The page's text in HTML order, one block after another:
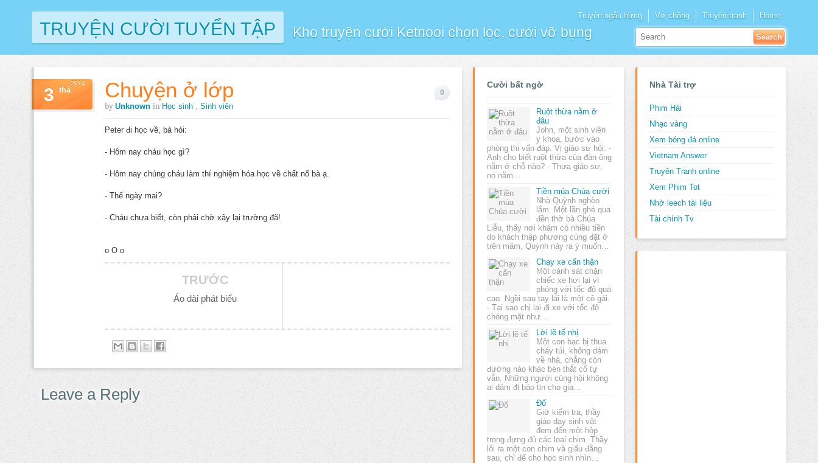
TRUYỆN CƯỜI TUYỂN TẬP Kho truyện cười Ketnooi chọn lọc, cười vỡ bụng
Truyện ngẫu hứng Vợ chồng Truyện tranh Home
Chuyện ở lớp
by Unknown in Học sinh , Sinh viên
3 thá
2014
0
Peter đi học về, bà hỏi:
- Hôm nay cháu học gì?
- Hôm nay chúng cháu làm thí nghiệm hóa học về chất nổ bà ạ.
- Thế ngày mai?
- Cháu chưa biết, còn phải chờ xây lại trường đã!
o O o
TRƯỚC
Áo dài phát biểu
Leave a Reply
Cười bất ngờ
Ruột thừa nằm ở
đâu
John, một sinh viên
y khoa, bước vào
phòng thi vấn đáp. Vị giáo sư hỏi: -
Anh cho biết ruột thừa của đàn ông
nằm ở chỗ nào? - Thưa giáo sư,
nó nằm…
Tiền múa Chúa cười
Nhà Quỳnh nghèo
lắm. Một lần ghé qua
đền thờ bà Chúa
Liễu, thấy nơi khám có nhiều tiền
do khách thập phương cúng đặt ở
trên mâm, Quỳnh nảy ra ý muốn…
Chạy xe cẩn thận
Một cảnh sát chặn
chiếc xe hơi lại vì
phóng với tốc độ quá
cao. Ngồi sau tay lái là một cô gái.
- Tại sao chị lại đi xe với tốc độ
chóng mặt như…
Lời lẽ tế nhị
Một con bạc bị thua
cháy túi, không dám
về nhà, chẳng còn
đường nào khác bèn thắt cổ tự
vẫn. Những người cùng hội không
ai dám đi báo tin cho gia…
Đố
Giờ kiểm tra, thầy
giáo dạy sinh vật
đem đến một hộp
trong đựng đủ các loại chim. Thầy
lôi ra một con chim và giấu đằng
sau, chỉ để cho học sinh nhìn…
Nhà Tài trợ
Phim Hài
Nhạc vàng
Xem bóng đá online
Vietnam Answer
Truyên Tranh online
Xem Phim Tot
Nhờ leech tài liệu
Tài chính Tv